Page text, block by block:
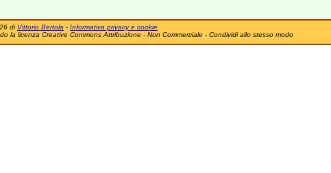
di Vittorio Bertola - Informativa privacy e cookie
la licenza Creative Commons Attribuzione - Non Commerciale - Condividi allo stesso modo